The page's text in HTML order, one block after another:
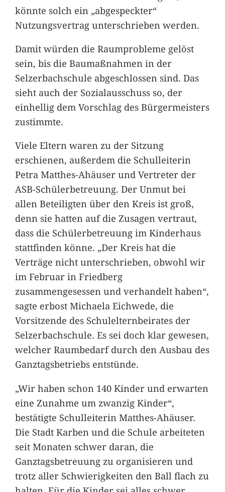
könnte solch ein „abgespeckter“
Nutzungsvertrag unterschrieben werden.
Damit würden die Raumprobleme gelöst
sein, bis die Baumaßnahmen in der
Selzerbachschule abgeschlossen sind. Das
sieht auch der Sozialausschuss so, der
einhellig dem Vorschlag des Bürgermeisters
zustimmte.
Viele Eltern waren zu der Sitzung
erschienen, außerdem die Schulleiterin
Petra Matthes-Ahäuser und Vertreter der
ASB-Schülerbetreuung. Der Unmut bei
allen Beteiligten über den Kreis ist groß,
denn sie hatten auf die Zusagen vertraut,
dass die Schülerbetreuung im Kinderhaus
stattfinden könne. „Der Kreis hat die
Verträge nicht unterschrieben, obwohl wir
im Februar in Friedberg
zusammengesessen und verhandelt haben“,
sagte erbost Michaela Eichwede, die
Vorsitzende des Schulelternbeirates der
Selzerbachschule. Es sei doch klar gewesen,
welcher Raumbedarf durch den Ausbau des
Ganztagsbetriebs entstünde.
„Wir haben schon 140 Kinder und erwarten
eine Zunahme um zwanzig Kinder“,
bestätigte Schulleiterin Matthes-Ahäuser.
Die Stadt Karben und die Schule arbeiteten
seit Monaten schwer daran, die
Ganztagsbetreuung zu organisieren und
trotz aller Schwierigkeiten den Ball flach zu